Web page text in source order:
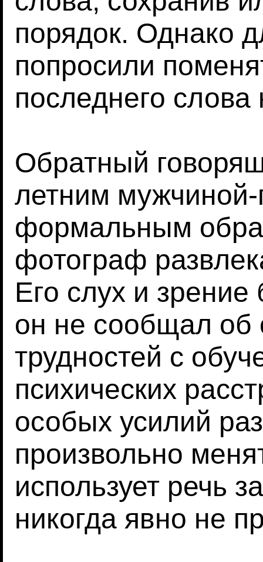
порядок. Однако
попросили
последнего слова
Обратный
летним
формальным
фотограф
Его слух и
он не сообщал об
трудностей с
психических
особых усилий
произвольно
использует речь
никогда явно не